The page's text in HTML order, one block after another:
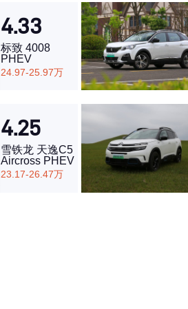
55%同级车
4.33
标致 4008
PHEV
24.97-25.97万
4.25
雪铁龙 天逸C5
Aircross PHEV
23.17-26.47万